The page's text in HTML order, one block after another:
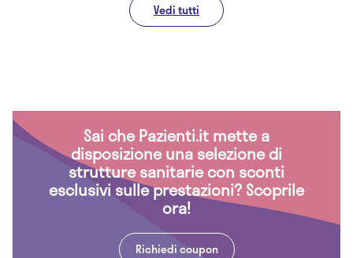
Vedi tutti
Sai che Pazienti.it mette a
disposizione una selezione di
strutture sanitarie con sconti
esclusivi sulle prestazioni? Scoprile
ora!
Richiedi coupon